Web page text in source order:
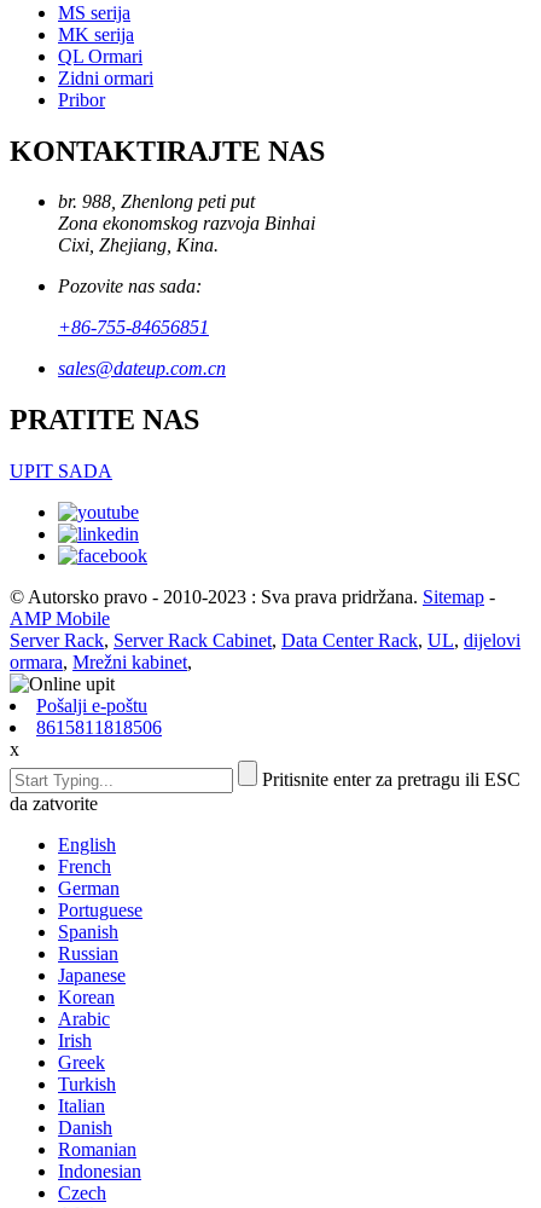
MS serija
MK serija
QL Ormari
Zidni ormari
Pribor
KONTAKTIRAJTE NAS
br. 988, Zhenlong peti put
Zona ekonomskog razvoja Binhai
Cixi, Zhejiang, Kina.
Pozovite nas sada:
+86-755-84656851
sales@dateup.com.cn
PRATITE NAS
UPIT SADA
© Autorsko pravo - 2010-2023 : Sva prava pridržana. Sitemap -
AMP Mobile
Server Rack, Server Rack Cabinet, Data Center Rack, UL, dijelovi
ormara, Mrežni kabinet,
Pošalji e-poštu
8615811818506
x
Pritisnite enter za pretragu ili ESC
da zatvorite
English
French
German
Portuguese
Spanish
Russian
Japanese
Korean
Arabic
Irish
Greek
Turkish
Italian
Danish
Romanian
Indonesian
Czech